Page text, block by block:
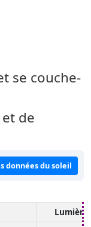
se couche-
de
données du soleil
Lumière